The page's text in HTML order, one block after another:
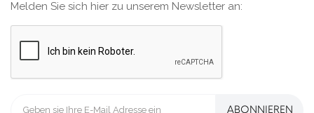
Melden Sie sich hier zu unserem Newsletter an:
ABONNIEREN